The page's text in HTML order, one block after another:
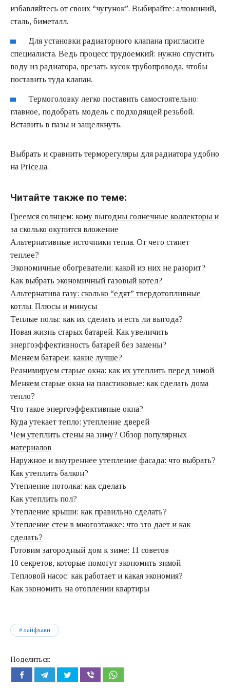
избавляйтесь от своих “чугунок”. Выбирайте: алюминий,
сталь, биметалл.
Для установки радиаторного клапана пригласите
специалиста. Ведь процесс трудоемкий: нужно спустить
воду из радиатора, врезать кусок трубопровода, чтобы
поставить туда клапан.
Термоголовку легко поставить самостоятельно:
главное, подобрать модель с подходящей резьбой.
Вставить в пазы и защелкнуть.
Выбрать и сравнить терморегуляры для радиатора удобно
на Price.ua.
Читайте также по теме:
Греемся солнцем: кому выгодны солнечные коллекторы и
за сколько окупится вложение
Альтернативные источники тепла. От чего станет
теплее?
Экономичные обогреватели: какой из них не разорит?
Как выбрать экономичный газовый котел?
Альтернатива газу: сколько “едят” твердотопливные
котлы. Плюсы и минусы
Теплые полы: как их сделать и есть ли выгода?
Новая жизнь старых батарей. Как увеличить
энергоэффективность батарей без замены?
Меняем батареи: какие лучше?
Реанимируем старые окна: как их утеплить перед зимой
Меняем старые окна на пластиковые: как сделать дома
тепло?
Что такое энергоэффективные окна?
Куда утекает тепло: утепление дверей
Чем утеплить стены на зиму? Обзор популярных
материалов
Наружное и внутреннее утепление фасада: что выбрать?
Как утеплить балкон?
Утепление потолка: как сделать
Как утеплить пол?
Утепление крыши: как правильно сделать?
Утепление стен в многоэтажке: что это дает и как
сделать?
Готовим загородный дом к зиме: 11 советов
10 секретов, которые помогут экономить зимой
Тепловой насос: как работает и какая экономия?
Как экономить на отоплении квартиры
лайфхаки
Поделиться: